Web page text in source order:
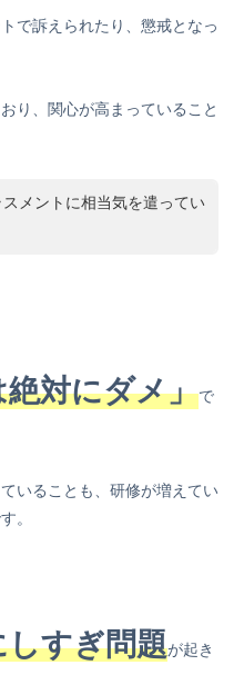
で訴えられたり、懲戒となっ
り、関心が高まっていること
メントに相当気を遣ってい
対にダメ」で
いることも、研修が増えてい
。
すぎ問題が起き